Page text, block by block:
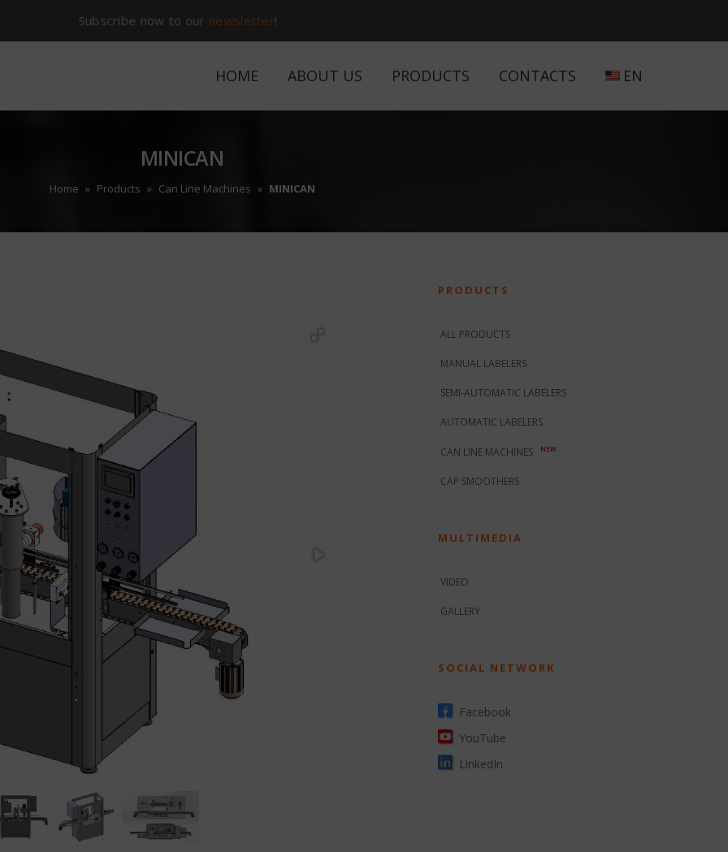
Subscribe now to our newsletter!
HOME ABOUT US PRODUCTS CONTACTS EN
MINICAN
Home » Products » Can Line Machines » MINICAN
PRODUCTS
ALL PRODUCTS
MANUAL LABELERS
SEMI-AUTOMATIC LABELERS
AUTOMATIC LABELERS
CAN LINE MACHINES NEW
CAP SMOOTHERS
MULTIMEDIA
VIDEO
GALLERY
SOCIAL NETWORK
Facebook
YouTube
LinkedIn